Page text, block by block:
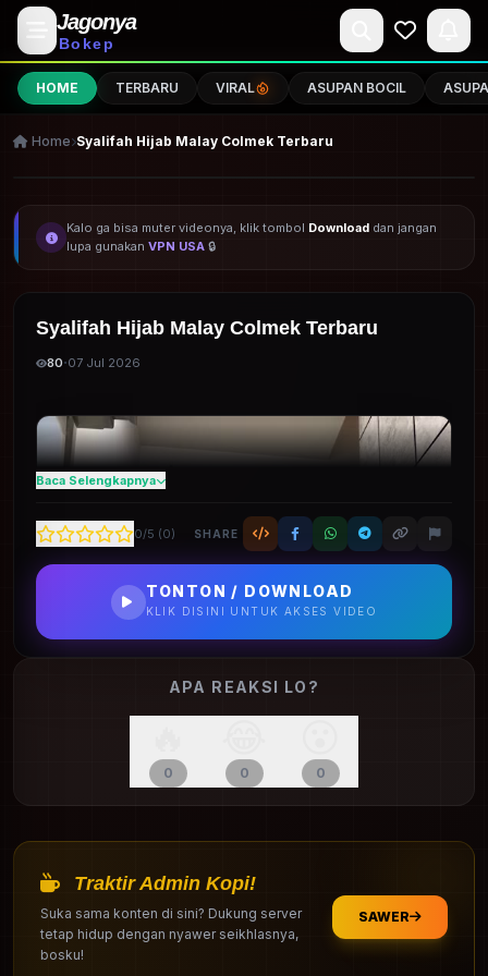
Jagonya
Bokep
HOME TERBARU VIRAL ASUPAN BOCIL
Home Syalifah Hijab Malay Colmek Terbaru
Kalo ga bisa muter videonya, klik tombol Download dan jangan
lupa gunakan VPN USA 🔒
Syalifah Hijab Malay Colmek Terbaru
80·07 Jul 2026
Baca Selengkapnya
0/5 (0) SHARE
TONTON / DOWNLOAD
KLIK DISINI UNTUK AKSES VIDEO
APA REAKSI LO?
0 0 0
Traktir Admin Kopi!
Suka sama konten di sini? Dukung server
tetap hidup dengan nyawer seikhlasnya,
bosku!
SAWER